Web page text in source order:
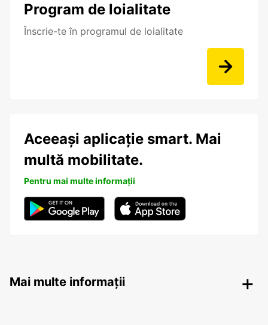
Program de loialitate
Înscrie-te în programul de loialitate
Aceeași aplicație smart. Mai
multă mobilitate.
Pentru mai multe informații
Mai multe informații